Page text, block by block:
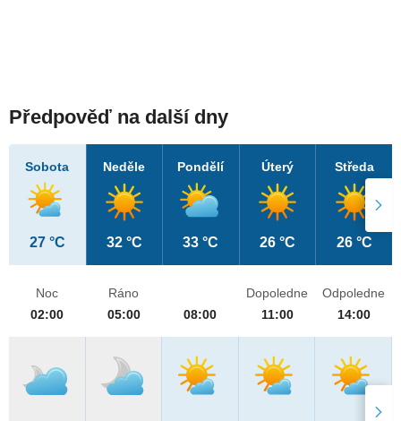
Předpověď na další dny
Sobota
27 °C
Neděle
32 °C
Pondělí
33 °C
Úterý
26 °C
Středa
26 °C
Noc
02:00
Ráno
05:00
08:00
Dopoledne
11:00
Odpoledne
14:00